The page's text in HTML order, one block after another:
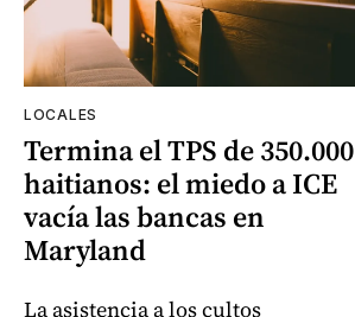
LOCALES
Termina el TPS de 350.000
haitianos: el miedo a ICE
vacía las bancas en
Maryland
La asistencia a los cultos